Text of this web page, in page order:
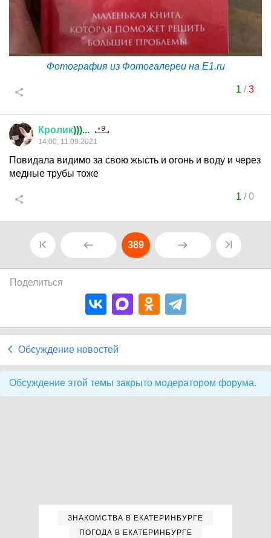
Фотография из Фотогалереи на E1.ru
1 /3
Кролик)))...
14:00, 11.09.2021
Повидала видимо за свою жысть и огонь и воду и через
медные трубы тоже
1 /0
389
Поделиться
Обсуждение новостей
Обсуждение этой темы закрыто модератором форума.
ЗНАКОМСТВА В ЕКАТЕРИНБУРГЕ
ПОГОДА В ЕКАТЕРИНБУРГЕ